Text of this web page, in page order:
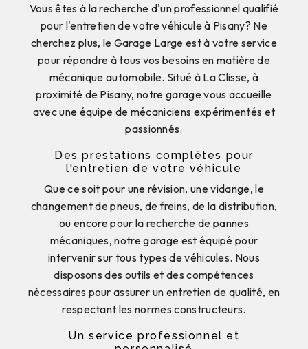
Vous êtes à la recherche d'un professionnel qualifié
pour l'entretien de votre véhicule à Pisany? Ne
cherchez plus, le Garage Large est à votre service
pour répondre à tous vos besoins en matière de
mécanique automobile. Situé à La Clisse, à
proximité de Pisany, notre garage vous accueille
avec une équipe de mécaniciens expérimentés et
passionnés.
Des prestations complètes pour
l'entretien de votre véhicule
Que ce soit pour une révision, une vidange, le
changement de pneus, de freins, de la distribution,
ou encore pour la recherche de pannes
mécaniques, notre garage est équipé pour
intervenir sur tous types de véhicules. Nous
disposons des outils et des compétences
nécessaires pour assurer un entretien de qualité, en
respectant les normes constructeurs.
Un service professionnel et